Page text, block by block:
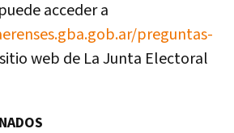
acceder a
preguntas-
web de La Junta Electoral